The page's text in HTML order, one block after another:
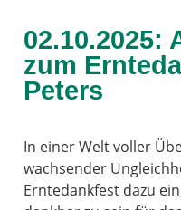
02.10.2025:
zum
Peters
In einer Welt voller
wachsender
Erntedankfest dazu